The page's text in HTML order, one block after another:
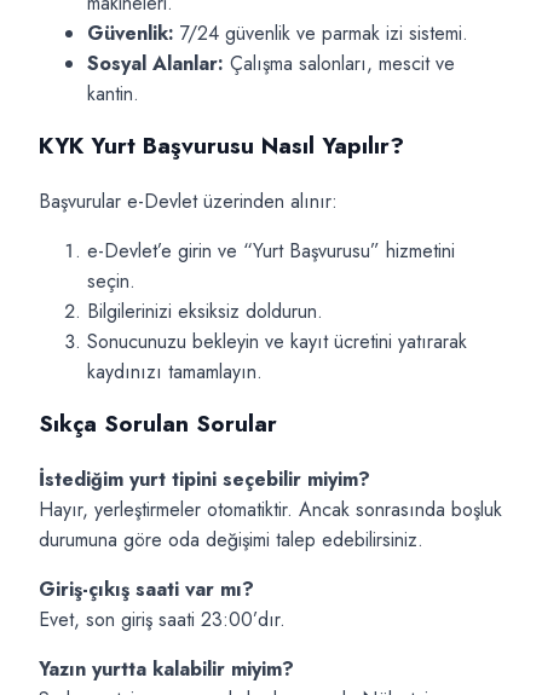
Güvenlik: 7/24 güvenlik ve parmak izi sistemi.
Sosyal Alanlar: Çalışma salonları, mescit ve
kantin.
KYK Yurt Başvurusu Nasıl Yapılır?
Başvurular e-Devlet üzerinden alınır:
e-Devlet’e girin ve “Yurt Başvurusu” hizmetini
seçin.
Bilgilerinizi eksiksiz doldurun.
Sonucunuzu bekleyin ve kayıt ücretini yatırarak
kaydınızı tamamlayın.
Sıkça Sorulan Sorular
İstediğim yurt tipini seçebilir miyim?
Hayır, yerleştirmeler otomatiktir. Ancak sonrasında boşluk
durumuna göre oda değişimi talep edebilirsiniz.
Giriş-çıkış saati var mı?
Evet, son giriş saati 23:00’dır.
Yazın yurtta kalabilir miyim?